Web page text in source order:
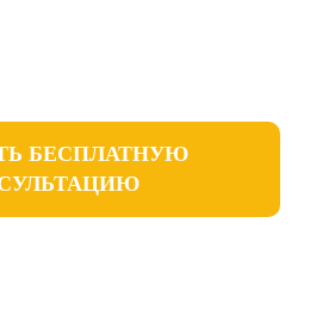
БЕСПЛАТНУЮ